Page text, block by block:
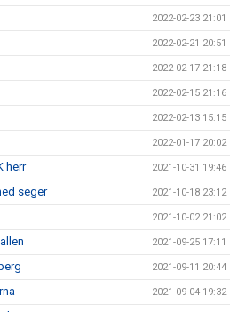
2022-02-23 21:01
2022-02-21 20:51
2022-02-17 21:18
2022-02-15 21:16
2022-02-13 15:15
2022-01-17 20:02
herr 2021-10-31 19:46
seger 2021-10-18 23:12
2021-10-02 21:02
2021-09-25 17:11
2021-09-11 20:44
2021-09-04 19:32